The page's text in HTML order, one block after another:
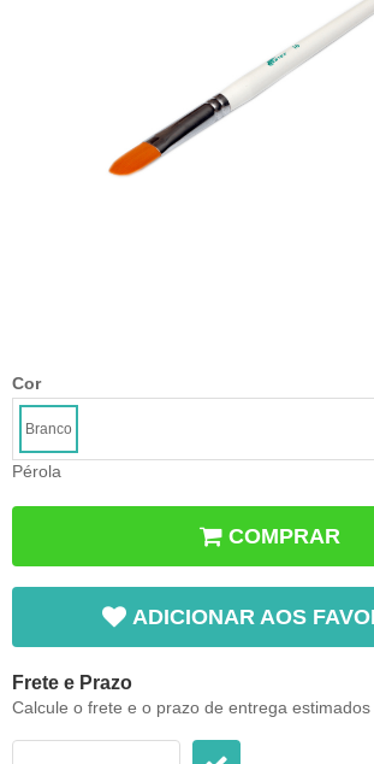
Cor
Branco
Pérola
COMPRAR
ADICIONAR AOS
Frete e Prazo
Calcule o frete e o prazo de entrega